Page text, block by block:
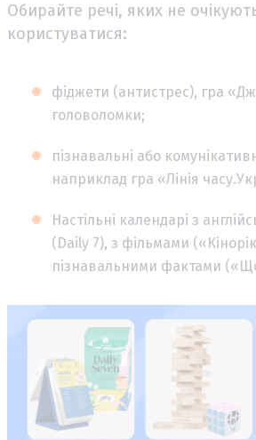
Обирайте речі, яких не
користуватися:
фіджети (антистрес), гра
головоломки;
пізнавальні або
наприклад гра «Лінія
Настільні календарі з
(Daily 7), з фільмами
пізнавальними фактами